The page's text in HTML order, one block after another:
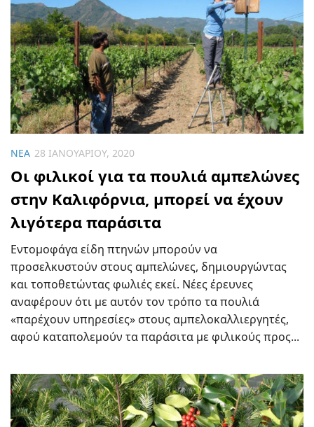
ΝΈΑ 28 ΙΑΝΟΥΑΡΊΟΥ, 2020
Οι φιλικοί για τα πουλιά αμπελώνες
στην Καλιφόρνια, μπορεί να έχουν
λιγότερα παράσιτα
Εντομοφάγα είδη πτηνών μπορούν να
προσελκυστούν στους αμπελώνες, δημιουργώντας
και τοποθετώντας φωλιές εκεί. Νέες έρευνες
αναφέρουν ότι με αυτόν τον τρόπο τα πουλιά
«παρέχουν υπηρεσίες» στους αμπελοκαλλιεργητές,
αφού καταπολεμούν τα παράσιτα με φιλικούς προς...